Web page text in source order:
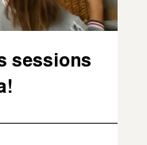
sessions